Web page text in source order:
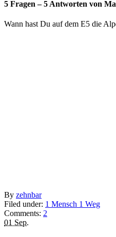
5 Fragen – 5 Antworten von
Wann hast Du auf dem E5 die
By zehnbar
Filed under: 1 Mensch 1 Weg
Comments: 2
01 Sep.